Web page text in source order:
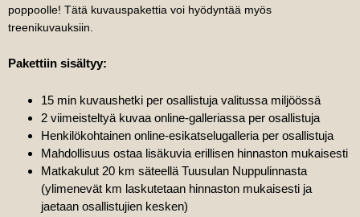
poppoolle! Tätä kuvauspakettia voi hyödyntää myös
treenikuvauksiin.
Pakettiin sisältyy:
15 min kuvaushetki per osallistuja valitussa miljöössä
2 viimeisteltyä kuvaa online-galleriassa per osallistuja
Henkilökohtainen online-esikatselugalleria per osallistuja
Mahdollisuus ostaa lisäkuvia erillisen hinnaston mukaisesti
Matkakulut 20 km säteellä Tuusulan Nuppulinnasta
(ylimenevät km laskutetaan hinnaston mukaisesti ja
jaetaan osallistujien kesken)